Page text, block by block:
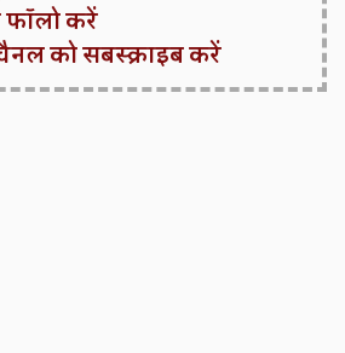
फॉलो करें
को सबस्क्राइब करें